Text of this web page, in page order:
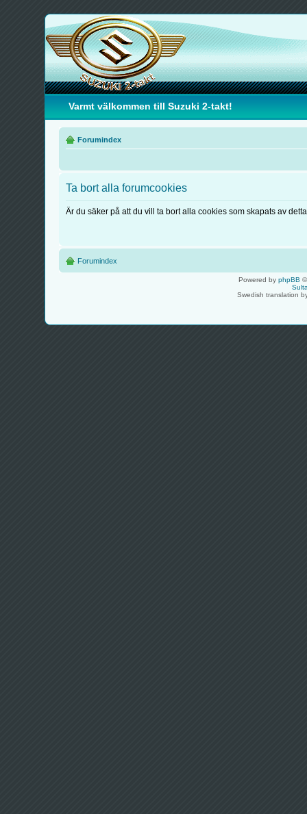
Varmt välkommen till Suzuki 2-takt!
Forumindex
Ta bort alla forumcookies
Är du säker på att du vill ta bort alla cookies som skapats av
Forumindex
Powered by phpBB
Swedish translation